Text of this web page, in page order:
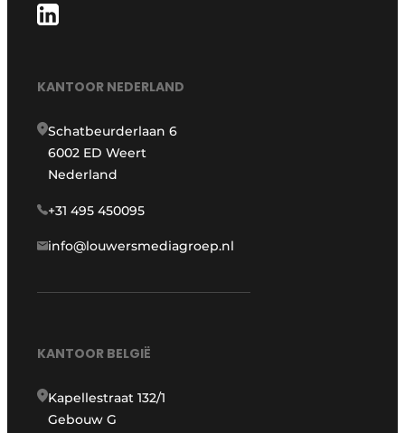
KANTOOR NEDERLAND
Schatbeurderlaan 6
6002 ED Weert
Nederland
+31 495 450095
info@louwersmediagroep.nl
KANTOOR BELGIË
Kapellestraat 132/1
Gebouw G